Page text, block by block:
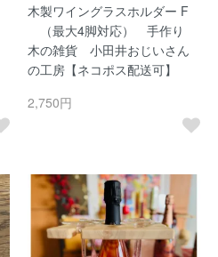
木製ワイングラスホルダー F
（最大4脚対応） 手作り
木の雑貨 小田井おじいさん
の工房【ネコポス配送可】
2,750円